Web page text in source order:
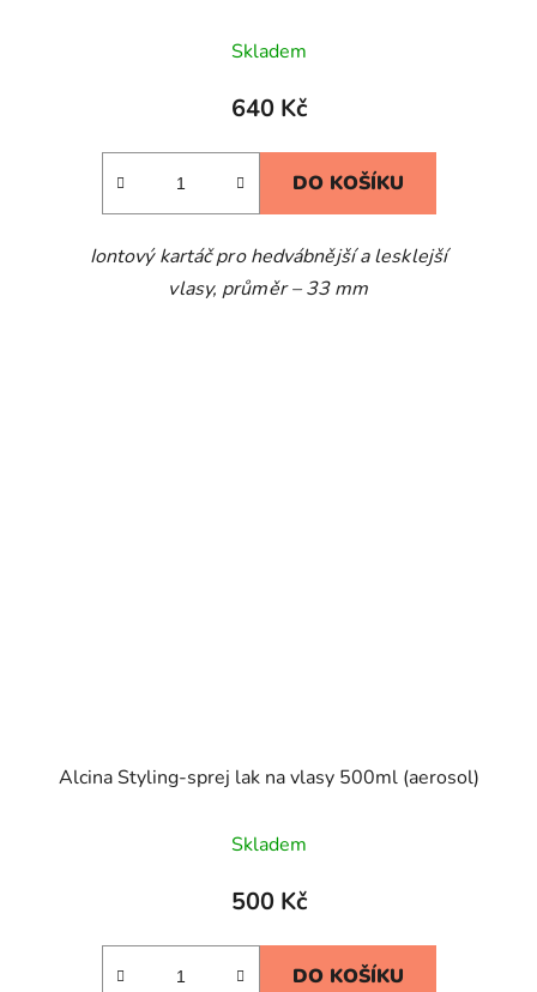
Skladem
640 Kč
DO KOŠÍKU
Iontový kartáč pro hedvábnější a lesklejší
vlasy, průměr – 33 mm
Alcina Styling-sprej lak na vlasy 500ml (aerosol)
Skladem
500 Kč
DO KOŠÍKU